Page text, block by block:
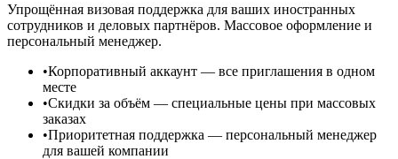
Упрощённая визовая поддержка для ваших иностранных
сотрудников и деловых партнёров. Массовое оформление и
персональный менеджер.
•Корпоративный аккаунт — все приглашения в одном
месте
•Скидки за объём — специальные цены при массовых
заказах
•Приоритетная поддержка — персональный менеджер
для вашей компании